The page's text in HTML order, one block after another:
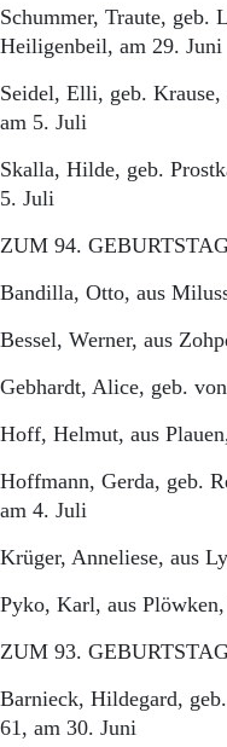
Schummer, Traute, geb.
Heiligenbeil, am 29. Juni
Seidel, Elli, geb.
am 5. Juli
Skalla, Hilde, geb.
5. Juli
ZUM 94.
Bandilla, Otto, aus
Bessel, Werner, aus
Gebhardt, Alice, geb.
Hoff, Helmut, aus
Hoffmann, Gerda, geb.
am 4. Juli
Krüger, Anneliese, aus
Pyko, Karl, aus
ZUM 93.
Barnieck, Hildegard,
61, am 30. Juni